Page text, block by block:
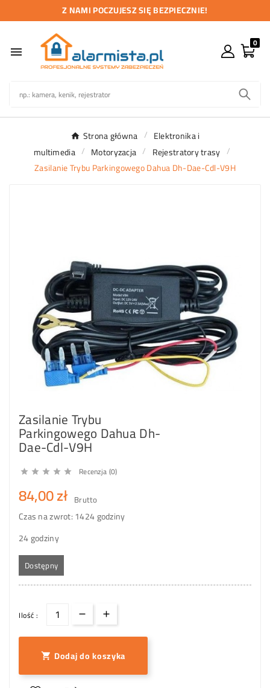
Z NAMI POCZUJESZ SIĘ BEZPIECZNIE!

0
Strona główna
Elektronika i
multimedia
Motoryzacja
Rejestratory trasy
Zasilanie Trybu Parkingowego Dahua Dh-Dae-Cdl-V9H
Zasilanie Trybu
Parkingowego Dahua Dh-
Dae-Cdl-V9H
     Recenzja (0)
84,00 zł Brutto
Czas na zwrot: 1424 godziny
24 godziny
Dostępny
Ilość :
 Dodaj do koszyka